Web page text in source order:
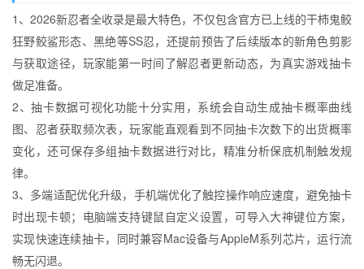
1、2026新忍者全收录是最大特色，不仅包含官方已上线的干柿鬼鲛
狂野鲛鲨形态、黑绝等SS忍，还提前预告了后续版本的新角色剪影
与获取途径，玩家能第一时间了解忍者更新动态，为真实游戏抽卡
做足准备。
2、抽卡数据可视化功能十分实用，系统会自动生成抽卡概率曲线
图、忍者获取频次表，玩家能直观看到不同抽卡次数下的出货概率
变化，还可保存多组抽卡数据进行对比，精准分析保底机制触发规
律。
3、多端适配优化升级，手机端优化了触控操作响应速度，避免抽卡
时出现卡顿；电脑端支持键鼠自定义设置，可导入大神键位方案，
实现快速连续抽卡，同时兼容Mac设备与AppleM系列芯片，运行流
畅无闪退。